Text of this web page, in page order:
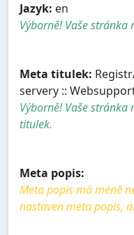
Jazyk: en
Výborně! Vaše stránka
Meta titulek:
servery ::
Výborně! Vaše
titulek.
Meta popis:
Meta popis má méně
nastaven meta popis,